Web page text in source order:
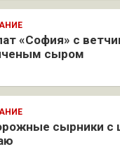
«София» с
сыром
сырники с